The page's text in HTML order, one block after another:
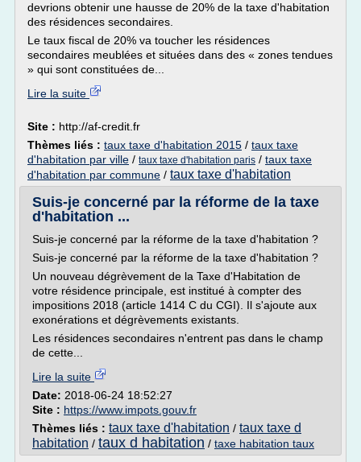
devrions obtenir une hausse de 20% de la taxe d'habitation
des résidences secondaires.
Le taux fiscal de 20% va toucher les résidences
secondaires meublées et situées dans des « zones tendues
» qui sont constituées de...
Lire la suite
Site : http://af-credit.fr
Thèmes liés : taux taxe d'habitation 2015 / taux taxe
d'habitation par ville / taux taxe d'habitation paris / taux taxe
d'habitation par commune / taux taxe d'habitation
Suis-je concerné par la réforme de la taxe
d'habitation ...
Suis-je concerné par la réforme de la taxe d'habitation ?
Suis-je concerné par la réforme de la taxe d'habitation ?
Un nouveau dégrèvement de la Taxe d'Habitation de
votre résidence principale, est institué à compter des
impositions 2018 (article 1414 C du CGI). Il s'ajoute aux
exonérations et dégrèvements existants.
Les résidences secondaires n'entrent pas dans le champ
de cette...
Lire la suite
Date: 2018-06-24 18:52:27
Site : https://www.impots.gouv.fr
Thèmes liés : taux taxe d'habitation / taux taxe d
habitation / taux d habitation / taxe habitation taux